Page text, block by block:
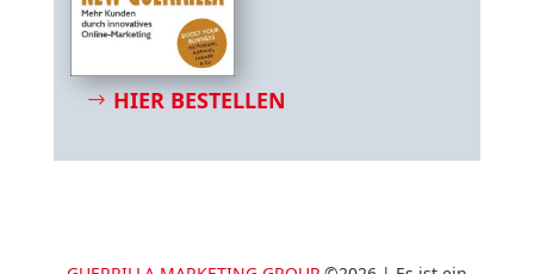
HIER BESTELLEN